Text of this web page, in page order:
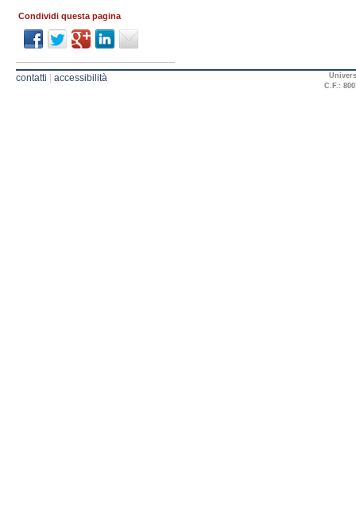
Condividi questa pagina
contatti | accessibilità
C.F.: